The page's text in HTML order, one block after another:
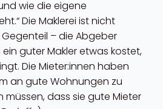
wie die eigene
Die Maklerei ist nicht
– die Abgeber
guter Makler etwas kostet,
Die Mieter:innen haben
an gute Wohnungen zu
müssen, dass sie gute Mieter